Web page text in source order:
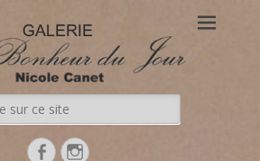
Au Bonheur du Jour
de la Galerie d'Art Au Bonheur du Jour – Nicole
Canet à Paris
FacebookInstagram